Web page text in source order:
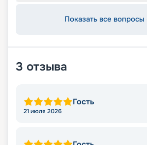
Показать все вопросы
3 отзыва
Гость
21 июля 2026